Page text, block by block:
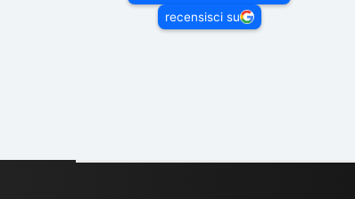
recensisci su